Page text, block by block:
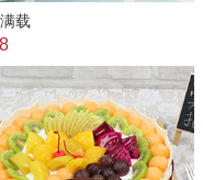
载